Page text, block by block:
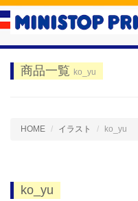
商品一覧 ko_yu
HOME イラスト ko_yu
ko_yu